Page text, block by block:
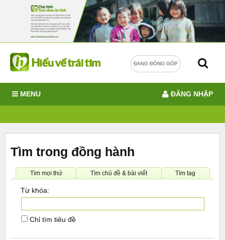
ĐANG ĐÓNG GÓP
MENU ĐĂNG NHẬP
Tìm trong đồng hành
Tìm mọi thứ Tìm chủ đề & bài viết Tìm tag
Từ khóa:
Chỉ tìm tiêu đề